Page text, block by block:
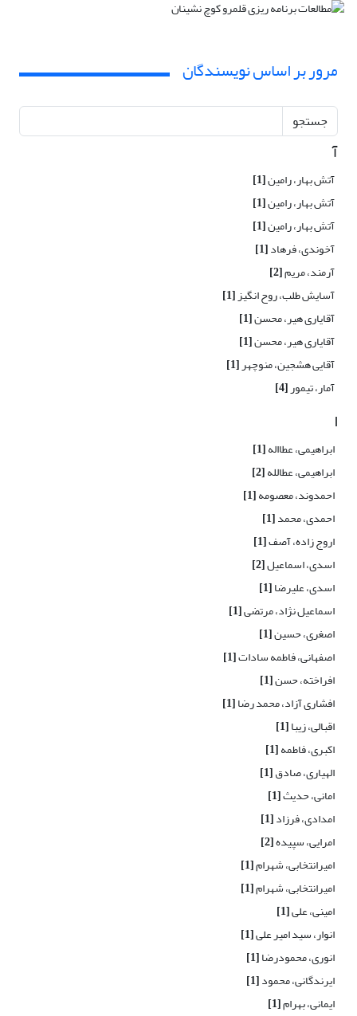
مرور بر اساس نویسندگان
جستجو
آ
آتش بهار، رامین[1]
آتش بهار، رامین[1]
آتش بهار، رامین[1]
آخوندی، فرهاد[1]
آرمند، مریم[2]
آسایش طلب، روح انگیز[1]
آقایاری هیر، محسن[1]
آقایاری هیر، محسن[1]
آقایی هشجین، منوچهر[1]
آمار، تیمور[4]
ا
ابراهیمی، عطااله[1]
ابراهیمی، عطالله[2]
احمدوند، معصومه[1]
احمدی، محمد[1]
اروج زاده، آصف[1]
اسدی، اسماعیل[2]
اسدی، علیرضا[1]
اسماعیل نژاد، مرتضی[1]
اصغری، حسین[1]
اصفهانی، فاطمه سادات[1]
افراخته، حسن[1]
افشاری آزاد، محمد رضا[1]
اقبالی، زیبا[1]
اکبری، فاطمه[1]
الهیاری، صادق[1]
امانی، حدیث[1]
امدادی، فرزاد[1]
امرایی، سپیده[2]
امیرانتخابی، شهرام[1]
امیرانتخابی، شهرام[1]
امینی، علی[1]
انوار، سید امیر علی[1]
انوری، محمودرضا[1]
ایرندگانی، محمود[1]
ایمانی، بهرام[1]